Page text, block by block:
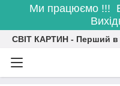
Ми працюємо !!!
СВІТ КАРТИН - Перший в